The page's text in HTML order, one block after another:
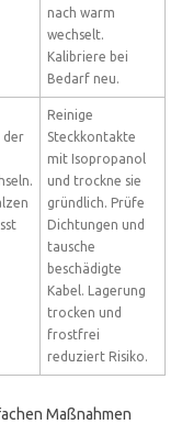
nach warm
wechselt.
Kalibriere bei
Bedarf neu.
der
Reinige
Steckkontakte
mit Isopropanol
und trockne sie
gründlich. Prüfe
Dichtungen und
tausche
beschädigte
Kabel. Lagerung
trocken und
frostfrei
reduziert Risiko.
Maßnahmen